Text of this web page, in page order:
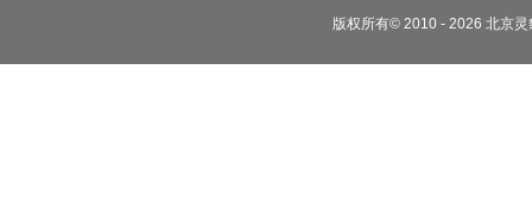
版权所有© 2010 - 2026 北京